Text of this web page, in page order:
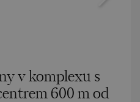
v komplexu s
600 m od